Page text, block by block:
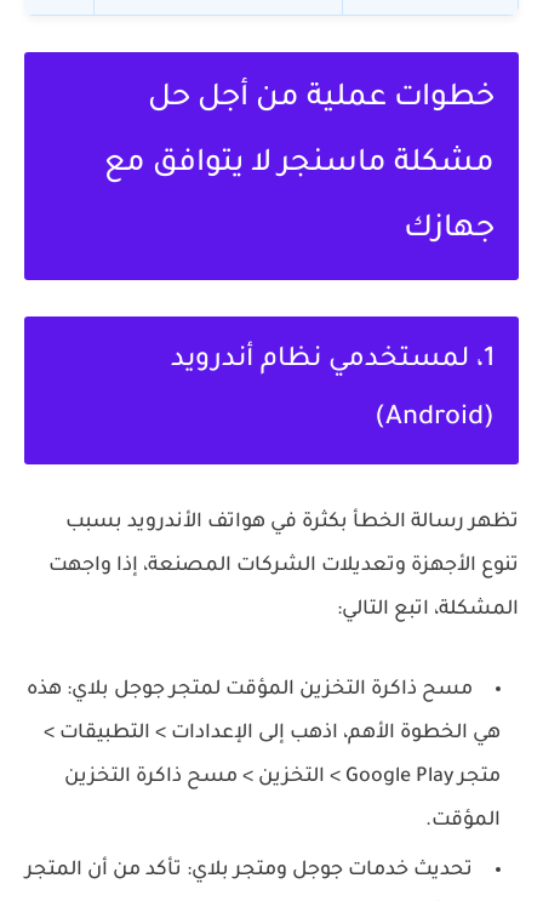
خطوات عملية من أجل حل
مشكلة ماسنجر لا يتوافق مع
جهازك
1، لمستخدمي نظام أندرويد
(Android)
تظهر رسالة الخطأ بكثرة في هواتف الأندرويد بسبب
تنوع الأجهزة وتعديلات الشركات المصنعة، إذا واجهت
المشكلة، اتبع التالي:
مسح ذاكرة التخزين المؤقت لمتجر جوجل بلاي: هذه
هي الخطوة الأهم، اذهب إلى الإعدادات > التطبيقات >
متجر Google Play > التخزين >
مسح ذاكرة التخزين
المؤقت.
تحديث خدمات جوجل ومتجر بلاي: تأكد من أن المتجر